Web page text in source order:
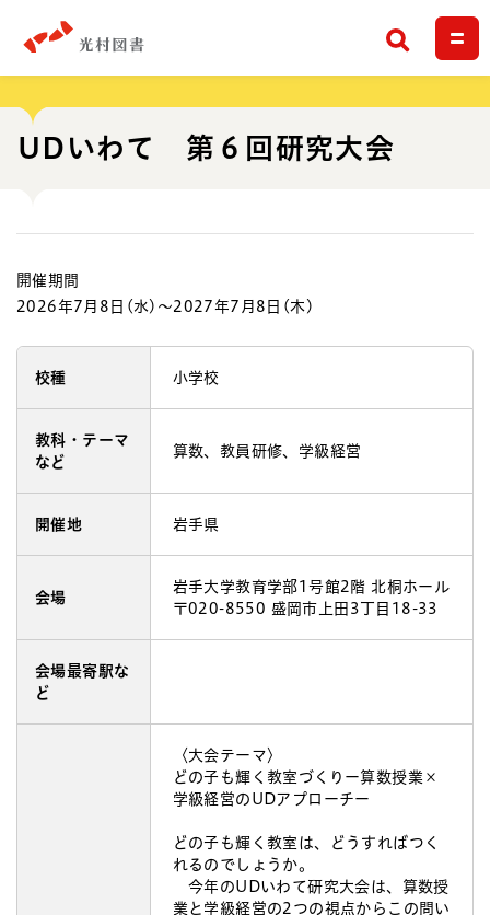
検索
UDいわて 第６回研究大会
開催期間
2026年7月8日(水)〜2027年7月8日(木)
校種 小学校
教科・テーマ
など
算数、教員研修、学級経営
開催地 岩手県
会場
岩手大学教育学部1号館2階 北桐ホール
〒020-8550 盛岡市上田3丁目18-33
会場最寄駅な
ど
〈大会テーマ〉
どの子も輝く教室づくりー算数授業×
学級経営のUDアプローチー
どの子も輝く教室は、どうすればつく
れるのでしょうか。
今年のUDいわて研究大会は、算数授
業と学級経営の2つの視点からこの問い